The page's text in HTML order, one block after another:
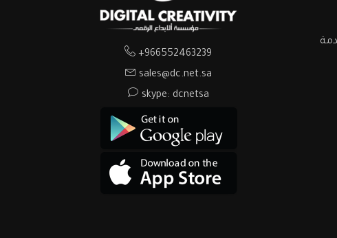
+966552463239
sales@dc.net.sa
skype: dcnetsa